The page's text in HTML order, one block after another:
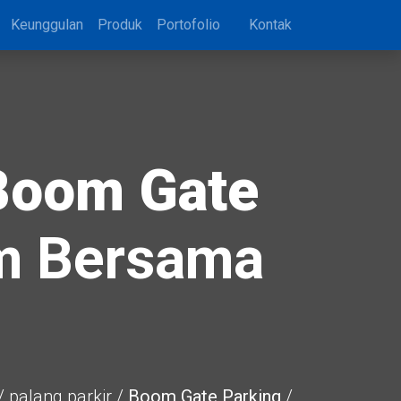
Keunggulan Produk Portofolio Kontak
Gate
Bersama
palang parkir / Boom Gate Parking /